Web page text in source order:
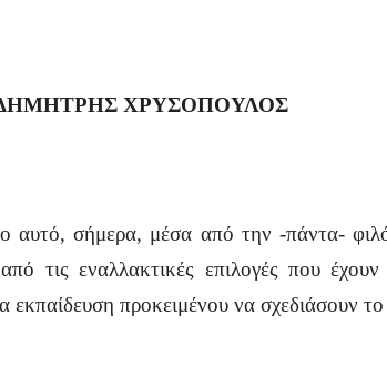
ΧΡΥΣΟΠΟΥΛΟΣ
αυτό, σήμερα, μέσα από την -πάντα-
από τις εναλλακτικές επιλογές που
εκπαίδευση προκειμένου να σχεδιάσουν